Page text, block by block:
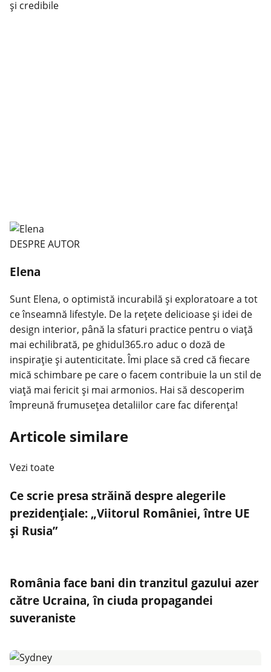
și credibile
DESPRE AUTOR
Elena
Sunt Elena, o optimistă incurabilă și exploratoare a tot
ce înseamnă lifestyle. De la rețete delicioase și idei de
design interior, până la sfaturi practice pentru o viață
mai echilibrată, pe ghidul365.ro aduc o doză de
inspirație și autenticitate. Îmi place să cred că fiecare
mică schimbare pe care o facem contribuie la un stil de
viață mai fericit și mai armonios. Hai să descoperim
împreună frumusețea detaliilor care fac diferența!
Articole similare
Vezi toate
Ce scrie presa străină despre alegerile
prezidențiale: „Viitorul României, între UE
și Rusia”
România face bani din tranzitul gazului azer
către Ucraina, în ciuda propagandei
suveraniste